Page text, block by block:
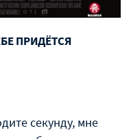
ПРИДЁТСЯ
секунду, мне